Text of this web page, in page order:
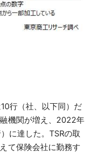
行（社、以下同）だ
機関が増え、2022年
に達した。TSRの取
て保険会社に勤務す